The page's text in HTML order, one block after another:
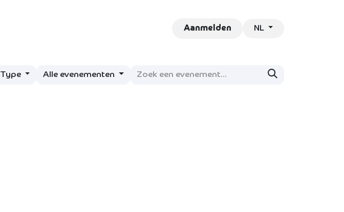
VacaturesAanmelden NL
Type Alle evenementen